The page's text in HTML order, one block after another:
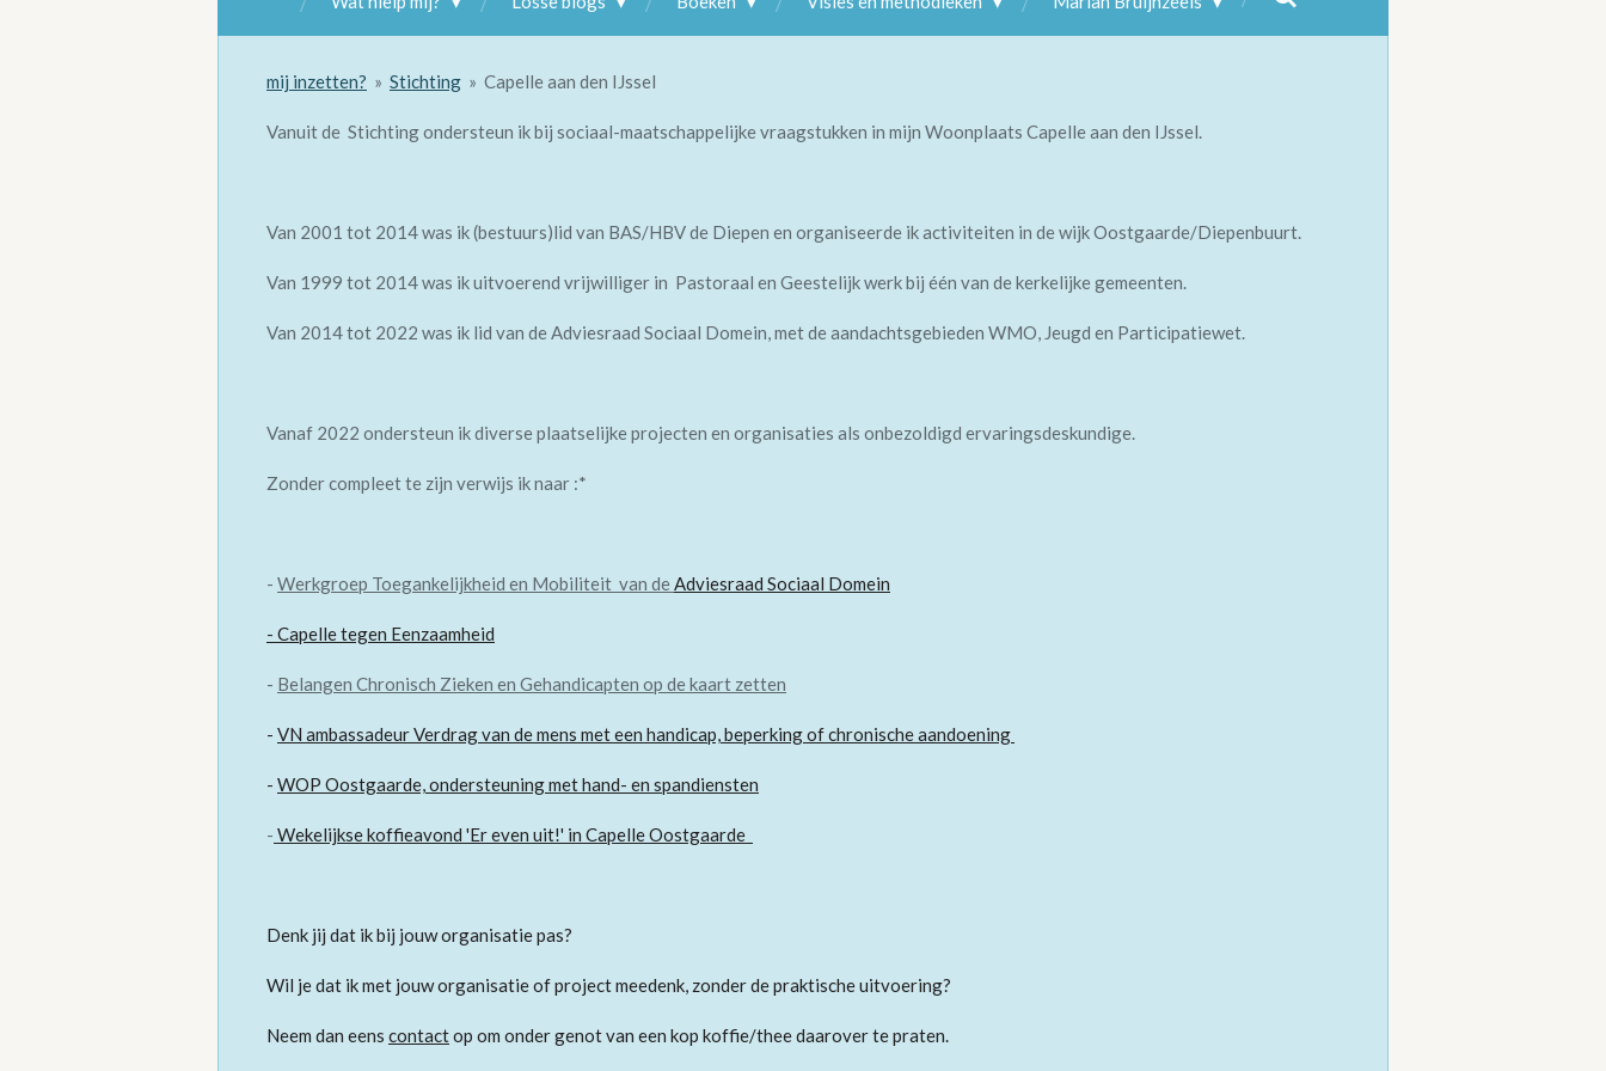
mij inzetten? » Stichting » Capelle aan den IJssel
Vanuit de Stichting ondersteun ik bij sociaal-maatschappelijke vraagstukken in mijn Woonplaats Capelle aan den IJssel.
Van 2001 tot 2014 was ik (bestuurs)lid van BAS/HBV de Diepen en organiseerde ik activiteiten in de wijk Oostgaarde/Diepenbuurt.
Van 1999 tot 2014 was ik uitvoerend vrijwilliger in Pastoraal en Geestelijk werk bij één van de kerkelijke gemeenten.
Van 2014 tot 2022 was ik lid van de Adviesraad Sociaal Domein, met de aandachtsgebieden WMO, Jeugd en Participatiewet.
Vanaf 2022 ondersteun ik diverse plaatselijke projecten en organisaties als onbezoldigd ervaringsdeskundige.
Zonder compleet te zijn verwijs ik naar :*
- Werkgroep Toegankelijkheid en Mobiliteit van deAdviesraad Sociaal Domein
- Capelle tegen Eenzaamheid
- Belangen Chronisch Zieken en Gehandicapten op de kaart zetten
- VN ambassadeur Verdrag van de mens met een handicap, beperking of chronische aandoening
- WOP Oostgaarde, ondersteuning met hand- en spandiensten
- Wekelijkse koffieavond 'Er even uit!' in Capelle Oostgaarde
Denk jij dat ik bij jouw organisatie pas?
Wil je dat ik met jouw organisatie of project meedenk, zonder de praktische uitvoering?
Neem dan eens contactop om onder genot van een kop koffie/thee daarover te praten.